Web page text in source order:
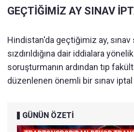
GEÇTİĞİMİZ AY SINAV
Hindistan'da geçtiğimiz ay, sınav
sızdırıldığına dair iddialara
soruşturmanın ardından tıp
düzenlenen önemli bir sınav
GÜNÜN ÖZETİ